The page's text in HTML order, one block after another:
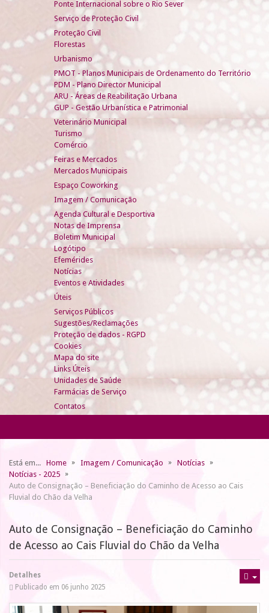
Ponte Internacional sobre o Rio Sever
Serviço de Proteção Civil
Proteção Civil
Florestas
Urbanismo
PMOT - Planos Municipais de Ordenamento do Território
PDM - Plano Director Municipal
ARU - Áreas de Reabilitação Urbana
GUP - Gestão Urbanística e Patrimonial
Veterinário Municipal
Turismo
Comércio
Feiras e Mercados
Mercados Municipais
Espaço Coworking
Imagem / Comunicação
Agenda Cultural e Desportiva
Notas de Imprensa
Boletim Municipal
Logótipo
Efemérides
Notícias
Eventos e Atividades
Úteis
Serviços Públicos
Sugestões/Reclamações
Proteção de dados - RGPD
Cookies
Mapa do site
Links Úteis
Unidades de Saúde
Farmácias de Serviço
Contatos
Está em... Home Imagem / Comunicação
Notícias
Notícias - 2025
Auto de Consignação – Beneficiação do Caminho de Acesso ao Cais
Fluvial do Chão da Velha
Auto de Consignação – Beneficiação do Caminho
de Acesso ao Cais Fluvial do Chão da Velha
Detalhes
Publicado em 06 junho 2025